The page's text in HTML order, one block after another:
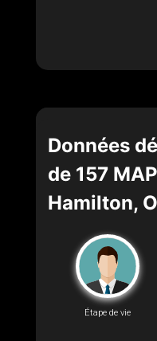
Données
de 157
Hamilton,
Étape de vie